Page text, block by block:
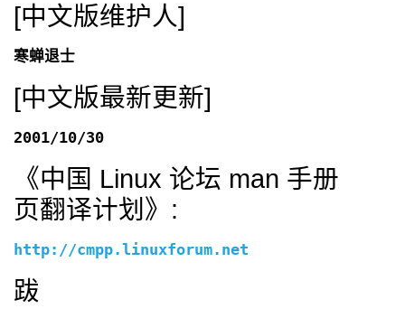
[中文版维护人]
寒蝉退士
[中文版最新更新]
2001/10/30
《中国 Linux 论坛 man 手册
页翻译计划》:
http://cmpp.linuxforum.net
跋